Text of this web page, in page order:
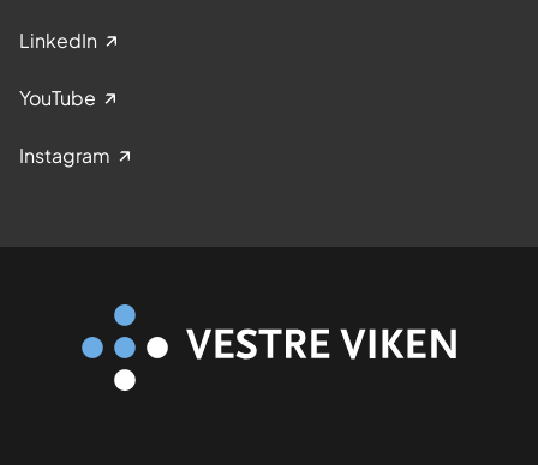
LinkedIn
YouTube
Instagram